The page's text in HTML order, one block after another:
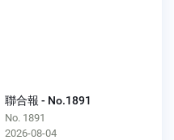
聯合報 - No.1891
No. 1891
2026-08-04